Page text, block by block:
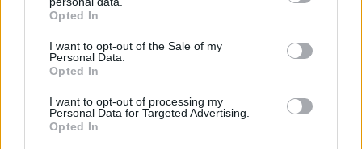
grant or deny consent to Google and its third-party tags to
use your data for below specified purposes in below Google
consent section.
Opted In
I want to opt-out of the Sale of my
Personal Data.
Opted In
I want to opt-out of processing my
Personal Data for Targeted Advertising.
Opted In
διατηρήσουν τον έλεγχο του Κογκρέσου στις
ενδιάμεσες εκλογές του επόμενου έτους, εάν ο
Μασκ στερήσει από το κόμμα την οικονομική
του υποστήριξη ή αν άλλοι σημαντικοί
επιχειρηματίες της Σίλικον Βάλεϊ
πάρουν
αποστάσεις από τον Αμερικανό πρόεδρο.